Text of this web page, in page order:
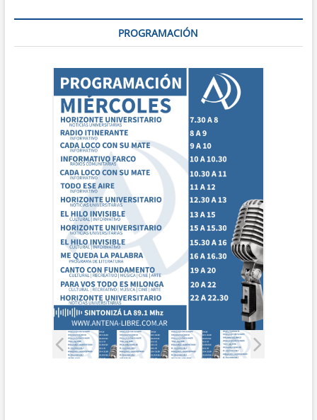
PROGRAMACIÓN